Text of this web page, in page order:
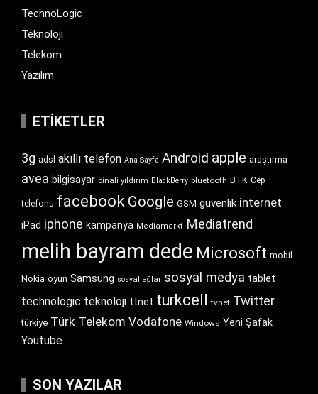
TechnoLogic
Teknoloji
Telekom
Yazılım
ETIKETLER
3g adsl akıllı telefon Ana Sayfa Android apple araştırma
avea bilgisayar binali yıldırım BlackBerry bluetooth BTK Cep
telefonu facebook Google GSM güvenlik internet
iPad iphone kampanya Mediamarkt Mediatrend
melih bayram dede Microsoft mobil
Nokia oyun Samsung sosyal ağlar sosyal medya tablet
technologic teknoloji ttnet turkcell tvnet Twitter
türkiye Türk Telekom Vodafone Windows Yeni Şafak
Youtube
SON YAZILAR